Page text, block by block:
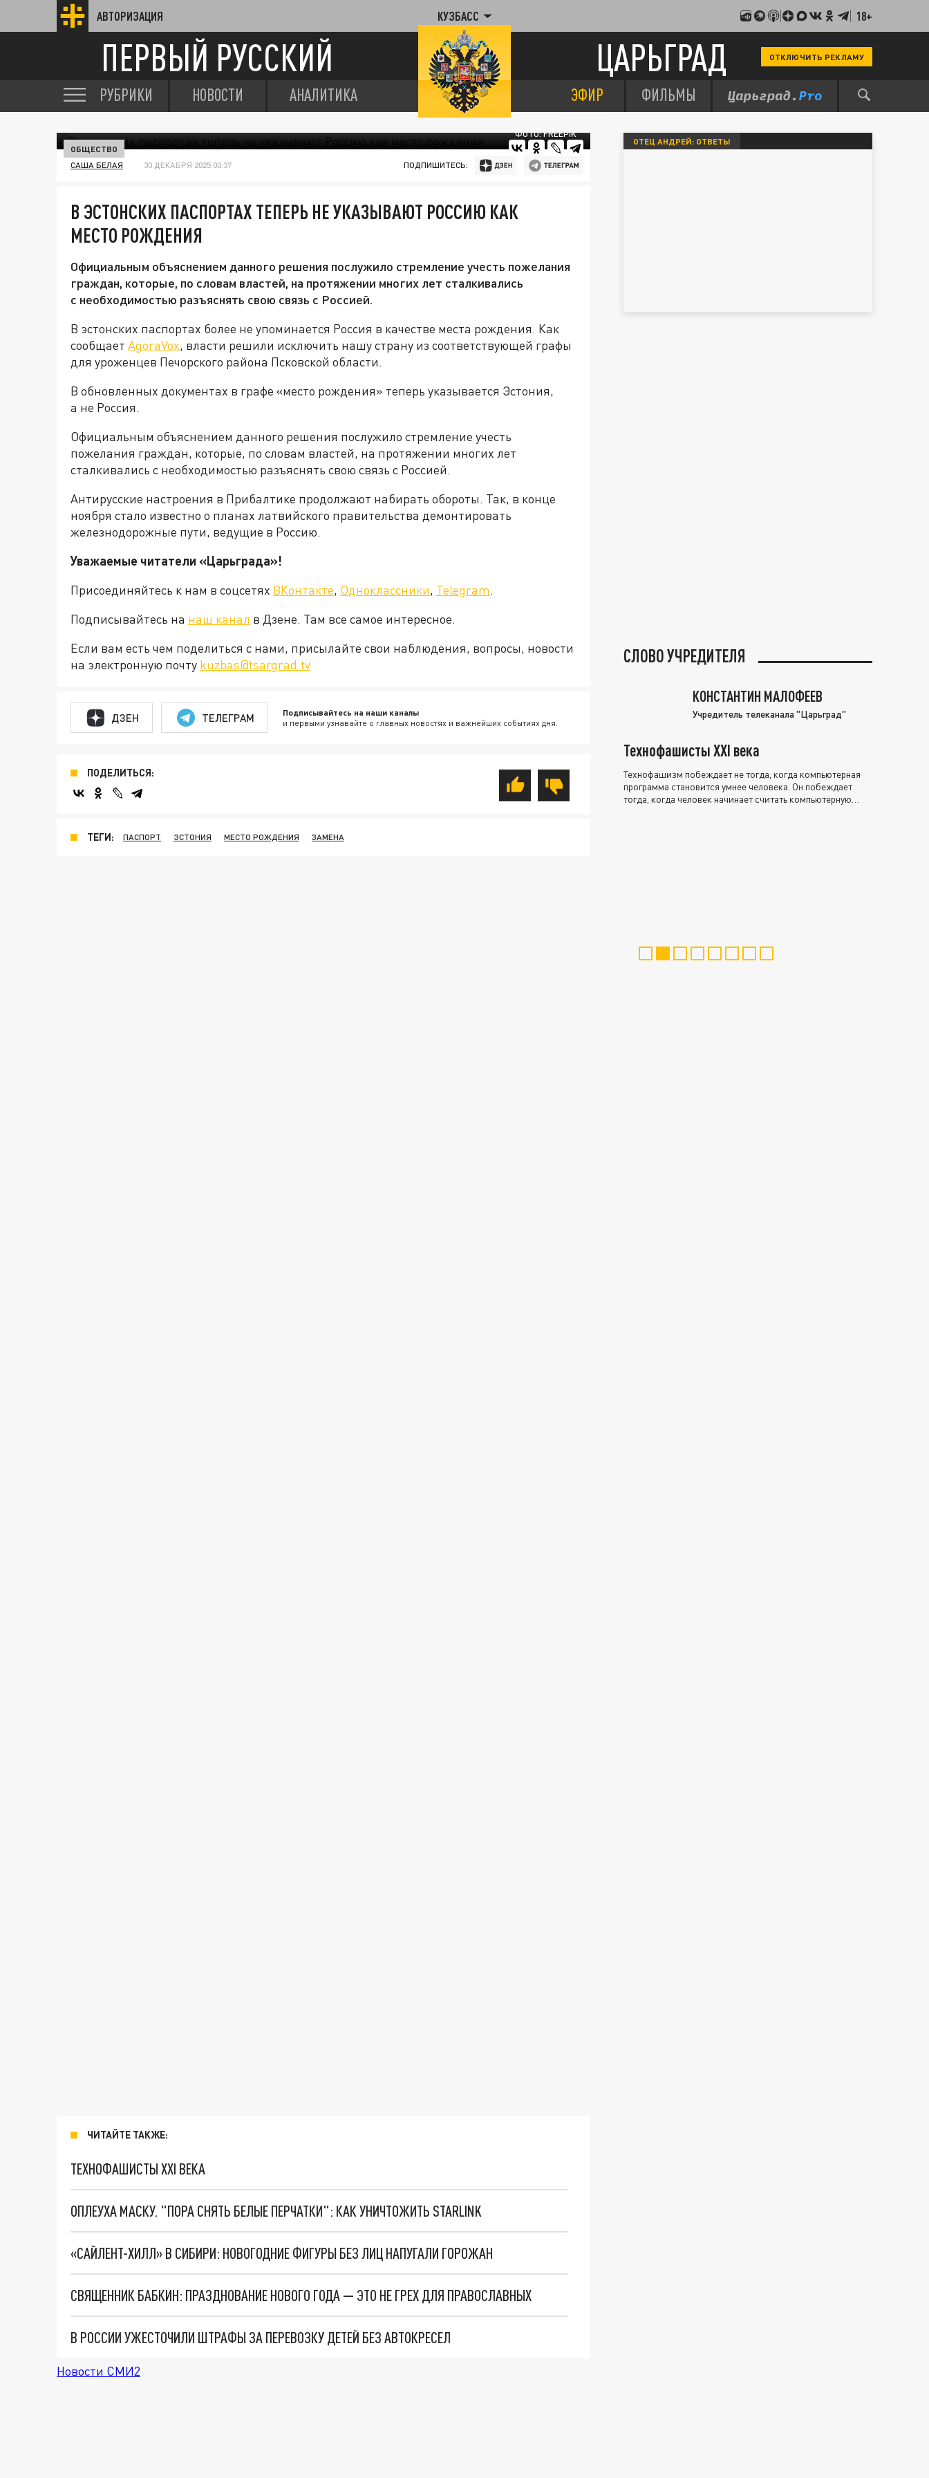
АВТОРИЗАЦИЯ КУЗБАСС 18+
ПЕРВЫЙ РУССКИЙ ЦАРЬГРАД ОТКЛЮЧИТЬ РЕКЛАМУ
РУБРИКИ НОВОСТИ АНАЛИТИКА ЭФИР ФИЛЬМЫ
ФОТО: FREEPIK
ОБЩЕСТВО
САША БЕЛАЯ 30 ДЕКАБРЯ 2025 00:37 ПОДПИШИТЕСЬ:
В ЭСТОНСКИХ ПАСПОРТАХ ТЕПЕРЬ НЕ УКАЗЫВАЮТ РОССИЮ КАК
МЕСТО РОЖДЕНИЯ
Официальным объяснением данного решения послужило стремление учесть пожелания
граждан, которые, по словам властей, на протяжении многих лет сталкивались
с необходимостью разъяснять свою связь с Россией.
В эстонских паспортах более не упоминается Россия в качестве места рождения. Как
сообщает AgoraVox, власти решили исключить нашу страну из соответствующей графы
для уроженцев Печорского района Псковской области.
В обновленных документах в графе «место рождения» теперь указывается Эстония,
а не Россия.
Официальным объяснением данного решения послужило стремление учесть
пожелания граждан, которые, по словам властей, на протяжении многих лет
сталкивались с необходимостью разъяснять свою связь с Россией.
Антирусские настроения в Прибалтике продолжают набирать обороты. Так, в конце
ноября стало известно о планах латвийского правительства демонтировать
железнодорожные пути, ведущие в Россию.
Уважаемые читатели «Царьграда»!
Присоединяйтесь к нам в соцсетях ВКонтакте, Одноклассники, Telegram.
Подписывайтесь на наш канал в Дзене. Там все самое интересное.
Если вам есть чем поделиться с нами, присылайте свои наблюдения, вопросы, новости
на электронную почту kuzbas@tsargrad.tv
ДЗЕН ТЕЛЕГРАМ Подписывайтесь на наши каналы
и первыми узнавайте о главных новостях и важнейших событиях дня.
ПОДЕЛИТЬСЯ:
ТЕГИ: ПАСПОРТ ЭСТОНИЯ МЕСТО РОЖДЕНИЯ ЗАМЕНА
ЧИТАЙТЕ ТАКЖЕ:
ТЕХНОФАШИСТЫ XXI ВЕКА
ОПЛЕУХА МАСКУ. "ПОРА СНЯТЬ БЕЛЫЕ ПЕРЧАТКИ": КАК УНИЧТОЖИТЬ STARLINK
«САЙЛЕНТ-ХИЛЛ» В СИБИРИ: НОВОГОДНИЕ ФИГУРЫ БЕЗ ЛИЦ НАПУГАЛИ ГОРОЖАН
СВЯЩЕННИК БАБКИН: ПРАЗДНОВАНИЕ НОВОГО ГОДА — ЭТО НЕ ГРЕХ ДЛЯ ПРАВОСЛАВНЫХ
В РОССИИ УЖЕСТОЧИЛИ ШТРАФЫ ЗА ПЕРЕВОЗКУ ДЕТЕЙ БЕЗ АВТОКРЕСЕЛ
Новости СМИ2
ОТЕЦ АНДРЕЙ: ОТВЕТЫ
СЛОВО УЧРЕДИТЕЛЯ
КОНСТАНТИН МАЛОФЕЕВ
Учредитель телеканала "Царьград"
Технофашисты XXI века
Технофашизм побеждает не тогда, когда компьютерная
программа становится умнее человека. Он побеждает
тогда, когда человек начинает считать компьютерную